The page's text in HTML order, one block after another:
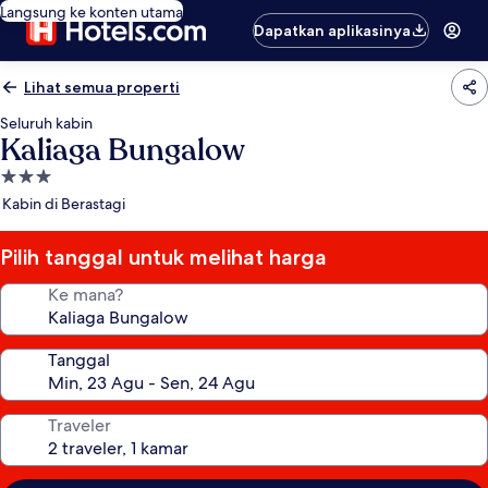
Langsung ke konten utama
Dapatkan aplikasinya
Lihat semua properti
Seluruh kabin
Kaliaga Bungalow
Properti
bintang
Kabin di Berastagi
Pilih tanggal untuk melihat harga
Ke mana?
Tanggal
Traveler